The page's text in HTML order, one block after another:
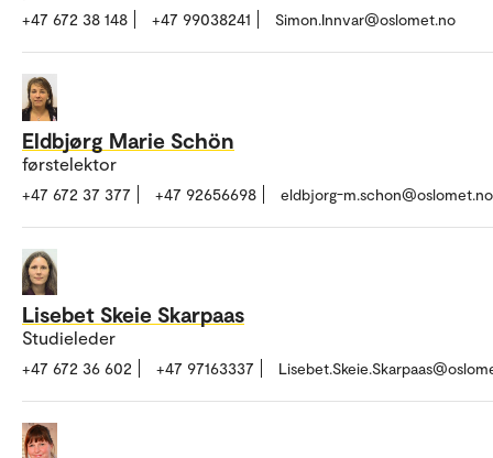
+47 672 38 148 +47 99038241 Simon.Innvar@oslomet.no
Eldbjørg Marie Schön
førstelektor
+47 672 37 377 +47 92656698 eldbjorg-m.schon@oslomet.no
Lisebet Skeie Skarpaas
Studieleder
+47 672 36 602 +47 97163337